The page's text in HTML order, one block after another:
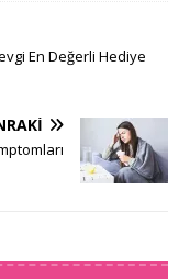
En Değerli Hediye